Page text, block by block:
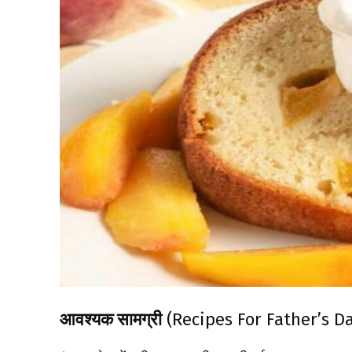
आवश्यक सामग्री(Recipes For Father’s